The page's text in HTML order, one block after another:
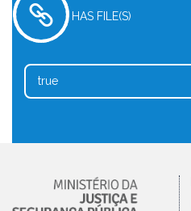
HAS FILE(S)
true